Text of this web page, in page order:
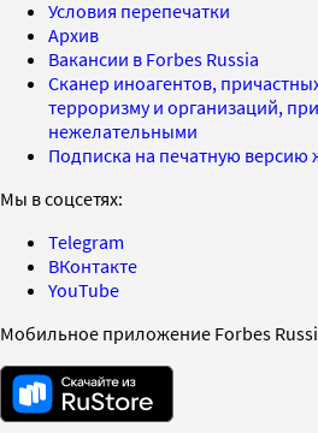
Условия перепечатки
Архив
Вакансии в Forbes Russia
Сканер иноагентов,
терроризму и организаций,
нежелательными
Подписка на печатную версию
Мы в соцсетях:
Telegram
ВКонтакте
YouTube
Мобильное приложение Forbes